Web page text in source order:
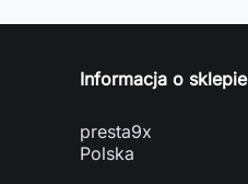
Informacja o sklepie
presta9x
Polska